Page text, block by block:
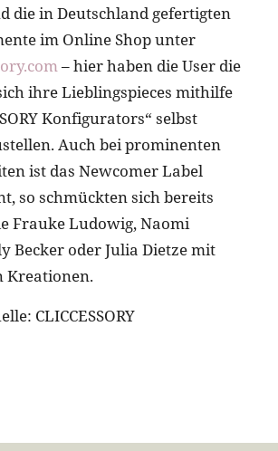
die in Deutschland gefertigten
im Online Shop unter
– hier haben die User die
ihre Lieblingspieces mithilfe
Konfigurators“ selbst
Auch bei prominenten
ist das Newcomer Label
so schmückten sich bereits
Frauke Ludowig, Naomi
Becker oder Julia Dietze mit
Kreationen.
CLICCESSORY